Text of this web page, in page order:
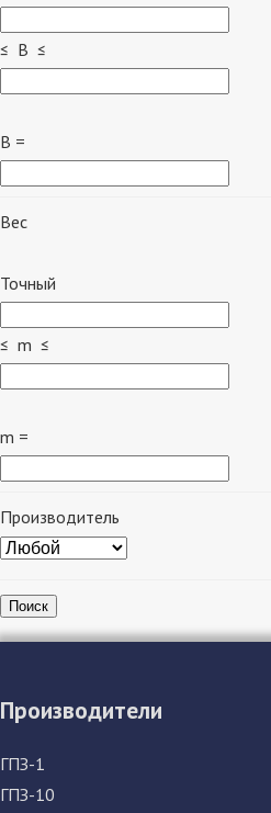
≤ B ≤
B =
Вес
Точный
≤ m ≤
m =
Производитель
Поиск
Производители
ГПЗ-1
ГПЗ-10